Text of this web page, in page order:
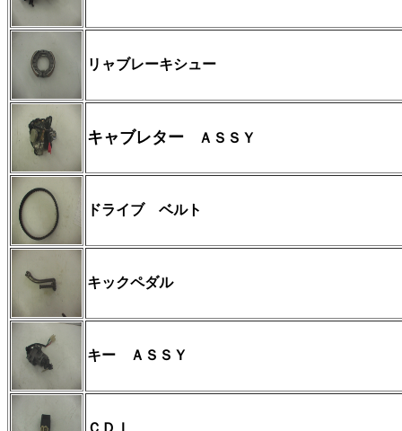
リャブレーキシュー
キャブレター ＡＳＳＹ
ドライブ ベルト
キックペダル
キー ＡＳＳＹ
ＣＤＩ